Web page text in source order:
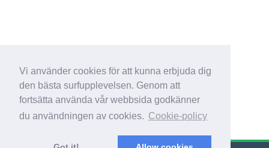
Vi använder cookies för att kunna erbjuda dig
den bästa surfupplevelsen. Genom att
fortsätta använda vår webbsida godkänner
du användningen av cookies. Cookie-policy